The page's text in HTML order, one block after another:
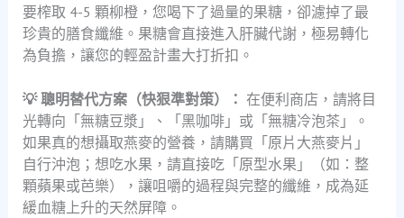
要榨取 4-5 顆柳橙，您喝下了過量的果糖，卻濾掉了最
珍貴的膳食纖維。果糖會直接進入肝臟代謝，極易轉化
為負擔，讓您的輕盈計畫大打折扣。
💡 聰明替代方案（快狠準對策）： 在便利商店，請將目
光轉向「無糖豆漿」、「黑咖啡」或「無糖冷泡茶」。
如果真的想攝取燕麥的營養，請購買「原片大燕麥片」
自行沖泡；想吃水果，請直接吃「原型水果」（如：整
顆蘋果或芭樂），讓咀嚼的過程與完整的纖維，成為延
緩血糖上升的天然屏障。